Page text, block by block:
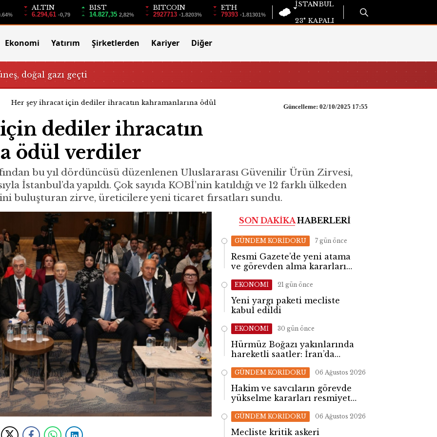
ALTIN
6.294,61 -0,79
BIST
14.827,35 2,82%
BITCOIN
2927713 -1.8203%
ETH
79393 -1.81301%
İSTANBUL
23° KAPALI
Ekonomi Yatırım Şirketlerden Kariyer Diğer
doğal gazı geçti
Her şey ihracat için dediler ihracatın kahramanlarına ödül Güncelleme: 02/10/2025 17:55
dediler ihracatın
ödül verdiler
bu yıl dördüncüsü düzenlenen Uluslararası Güvenilir Ürün Zirvesi,
İstanbul’da yapıldı. Çok sayıda KOBİ’nin katıldığı ve 12 farklı ülkeden
buluşturan zirve, üreticilere yeni ticaret fırsatları sundu.
SON DAKİKAHABERLERİ
GÜNDEM KORİDORU 7 gün önce
Resmi Gazete’de yeni atama
ve görevden alma kararları
EKONOMİ 21 gün önce
Yeni yargı paketi mecliste
kabul edildi
EKONOMİ 30 gün önce
Hürmüz Boğazı yakınlarında
hareketli saatler: İran’da
GÜNDEM KORİDORU 06 Ağustos 2026
Hakim ve savcıların görevde
yükselme kararları resmiyet
GÜNDEM KORİDORU 06 Ağustos 2026
Mecliste kritik askeri